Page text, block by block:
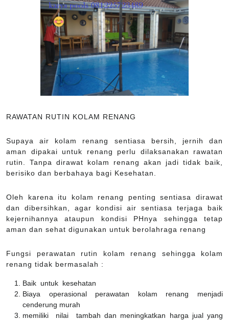
RAWATAN RUTIN KOLAM RENANG
Supaya air kolam renang sentiasa bersih, jernih dan
aman dipakai untuk renang perlu dilaksanakan rawatan
rutin. Tanpa dirawat kolam renang akan jadi tidak baik,
berisiko dan berbahaya bagi Kesehatan.
Oleh karena itu kolam renang penting sentiasa dirawat
dan dibersihkan, agar kondisi air sentiasa terjaga baik
kejernihannya ataupun kondisi PHnya sehingga tetap
aman dan sehat digunakan untuk berolahraga renang
Fungsi perawatan rutin kolam renang sehingga kolam
renang tidak bermasalah :
Baik untuk kesehatan
Biaya operasional perawatan kolam renang menjadi
cenderung murah
memiliki nilai tambah dan meningkatkan harga jual yang